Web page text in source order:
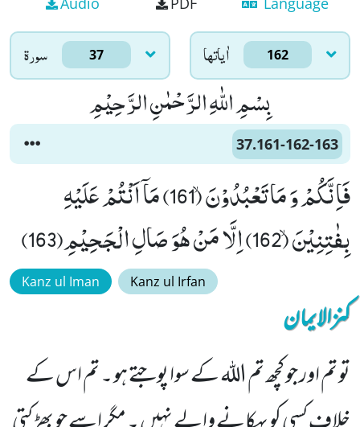
سورۃ 37 اٰياتها 162
بِسْمِ اللّٰهِ الرَّحْمٰنِ الرَّحِیْمِ
37.161-162-163
فَاِنَّكُمْ وَ مَا تَعْبُدُوْنَۙ (161) مَاۤ اَنْتُمْ عَلَیْهِ
بِفٰتِنِیْنَۙ (162) اِلَّا مَنْ هُوَ صَالِ الْجَحِیْمِ(163)
Kanz ul Iman Kanz ul Irfan
کنزالایمان
تو تم اور جو کچھ تم اللہ کے سوا پوجتے ہو ۔ تم اس کے